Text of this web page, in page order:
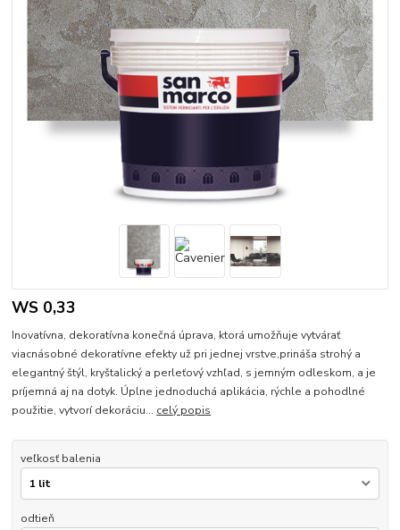
WS 0,33
Inovatívna, dekoratívna konečná úprava, ktorá umožňuje vytvárať
viacnásobné dekoratívne efekty už pri jednej vrstve,prináša strohý a
elegantný štýl, kryštalický a perleťový vzhľad, s jemným odleskom, a je
príjemná aj na dotyk. Úplne jednoduchá aplikácia, rýchle a pohodlné
použitie, vytvorí dekoráciu... celý popis
veľkosť balenia
odtieň